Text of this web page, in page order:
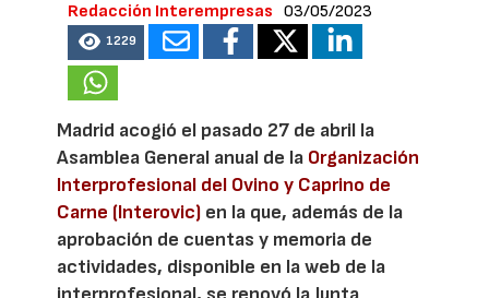
Redacción Interempresas 03/05/2023
1229
Madrid acogió el pasado 27 de abril la
Asamblea General anual de la Organización
Interprofesional del Ovino y Caprino de
Carne (Interovic) en la que, además de la
aprobación de cuentas y memoria de
actividades, disponible en la web de la